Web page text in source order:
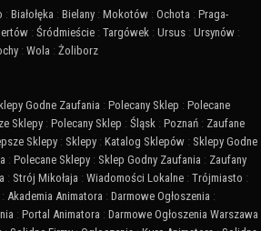
: Białołęka : Bielany : Mokotów : Ochota : Praga-
: Śródmieście : Targówek : Ursus : Ursynów :
: Wola : Żoliborz
Godne Zaufania : Polecany Sklep : Polecane
Sklepy : Polecany Sklep : Śląsk : Poznań : Zaufane
Sklepy : Sklepy : Katalog Sklepów : Sklepy Godne
: Polecane Sklepy : Sklep Godny Zaufania : Zaufany
: Strój Mikołaja : Wiadomości Lokalne : Trójmiasto :
: Akademia Animatora : Darmowe Ogłoszenia :
: Portal Animatora : Darmowe Ogłoszenia Warszawa